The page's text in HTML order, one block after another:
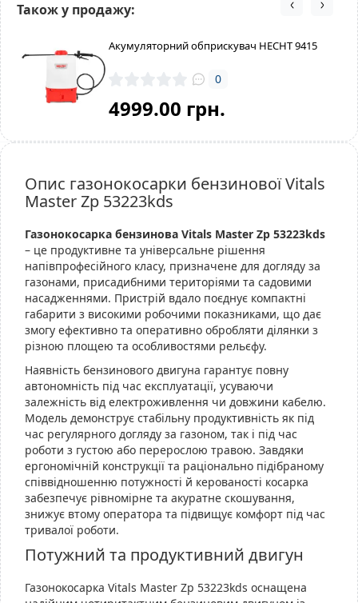
Також у продажу:
Акумуляторний обприскувач HECHT 9415
0
4999.00 грн.
Опис газонокосарки бензинової Vitals
Master Zp 53223kds
Газонокосарка бензинова Vitals Master Zp 53223kds
– це продуктивне та універсальне рішення
напівпрофесійного класу, призначене для догляду за
газонами, присадибними територіями та садовими
насадженнями. Пристрій вдало поєднує компактні
габарити з високими робочими показниками, що дає
змогу ефективно та оперативно обробляти ділянки з
різною площею та особливостями рельєфу.
Наявність бензинового двигуна гарантує повну
автономність під час експлуатації, усуваючи
залежність від електроживлення чи довжини кабелю.
Модель демонструє стабільну продуктивність як під
час регулярного догляду за газоном, так і під час
роботи з густою або перерослою травою. Завдяки
ергономічній конструкції та раціонально підібраному
співвідношенню потужності й керованості косарка
забезпечує рівномірне та акуратне скошування,
знижує втому оператора та підвищує комфорт під час
тривалої роботи.
Потужний та продуктивний двигун
Газонокосарка Vitals Master Zp 53223kds оснащена